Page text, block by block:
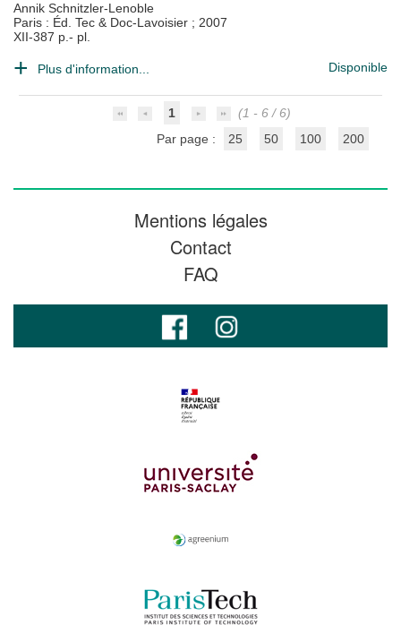
Annik Schnitzler-Lenoble
Paris : Éd. Tec & Doc-Lavoisier ; 2007
XII-387 p.- pl.
Plus d'information... Disponible
1
(1 - 6 / 6)
Par page :
25 50 100 200
Mentions légales
Contact
FAQ